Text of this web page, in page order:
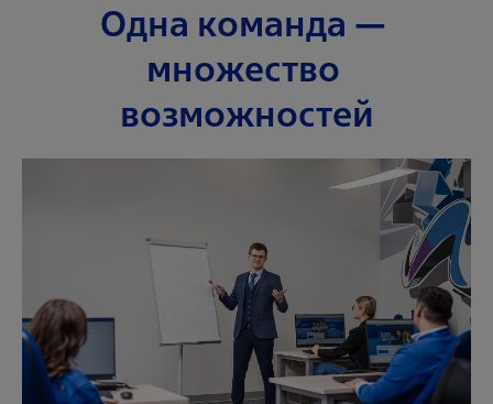
Одна команда —
множество
возможностей